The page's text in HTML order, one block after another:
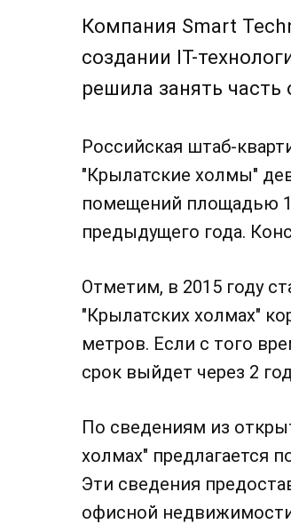
Компания Smart
создании IT-
решила занять
Российская штаб-
"Крылатские холмы"
помещений площадью
предыдущего года.
Отметим, в 2015 году
"Крылатских холмах"
метров. Если с того
срок выйдет через 2
По сведениям из
холмах" предлагается
Эти сведения
офисной